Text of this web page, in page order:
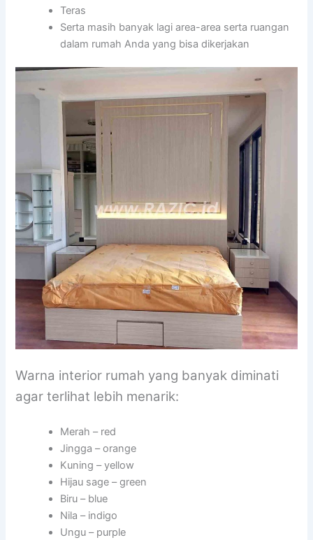
Teras
Serta masih banyak lagi area-area serta ruangan
dalam rumah Anda yang bisa dikerjakan
Warna interior rumah yang banyak diminati
agar terlihat lebih menarik:
Merah – red
Jingga – orange
Kuning – yellow
Hijau sage – green
Biru – blue
Nila – indigo
Ungu – purple